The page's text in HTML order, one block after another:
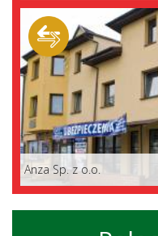
Anza Sp. z o.o.